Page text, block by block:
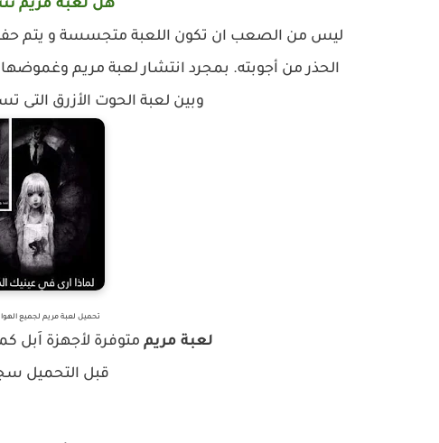
هل لعبة مريم
ليس من الصعب ان تكون اللعبة متجسسة و يتم
الحذر من أجوبته. بمجرد انتشار لعبة مريم وغموضها
وبين لعبة الحوت الأزرق التى
تحميل لعبة مريم لجميع
لعبة مريم متوفرة لأجهزة اَبل
قبل التحميل